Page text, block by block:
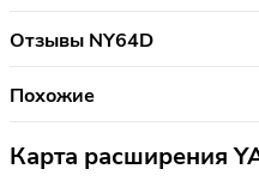
Отзывы NY64D
Похожие
Карта расширения